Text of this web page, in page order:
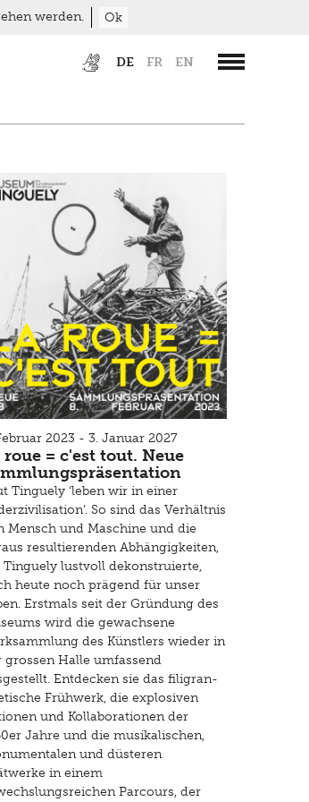
DE FR EN
2023 - 3. Januar 2027
roue = c'est tout. Neue
Tinguely ‘leben wir in einer
So sind das Verhältnis
Mensch und Maschine und die
resultierenden Abhängigkeiten,
Tinguely lustvoll dekonstruierte,
heute noch prägend für unser
Erstmals seit der Gründung des
wird die gewachsene
des Künstlers wieder in
grossen Halle umfassend
Entdecken sie das filigran-
Frühwerk, die explosiven
und Kollaborationen der
Jahre und die musikalischen,
und düsteren
in einem
Parcours, der
werden. Ok